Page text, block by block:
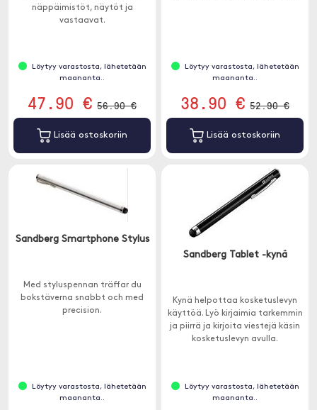
näppäimistöt, näytöt ja
vastaavat.
Löytyy varastosta, lähetetään
maananta..
47.90 € 56.90 €
Lisää ostoskoriin
Löytyy varastosta, lähetetään
maananta..
38.90 € 52.90 €
Lisää ostoskoriin
Sandberg Smartphone Stylus
Med styluspennan träffar du
bokstäverna snabbt och med
precision.
Löytyy varastosta, lähetetään
maananta..
Sandberg Tablet -kynä
Kynä helpottaa kosketuslevyn
käyttöä. Lyö kirjaimia tarkemmin
ja piirrä ja kirjoita viestejä käsin
kosketuslevyn avulla.
Löytyy varastosta, lähetetään
maananta..